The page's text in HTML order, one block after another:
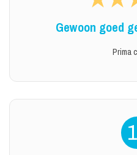
Gewoon goed
Prima